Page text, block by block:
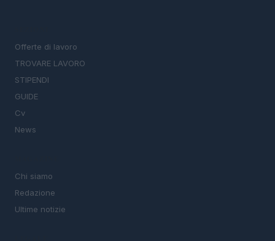
Offerte di lavoro
TROVARE LAVORO
STIPENDI
GUIDE
Cv
News
Chi siamo
Redazione
Ultime notizie